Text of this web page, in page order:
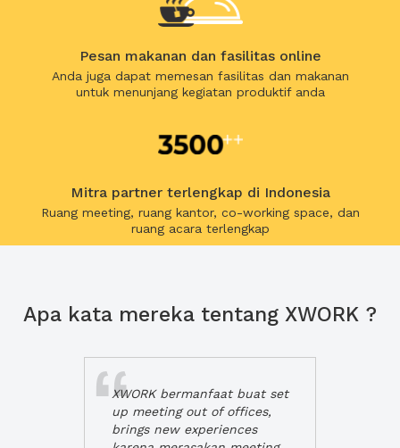
Pesan makanan dan fasilitas online
Anda juga dapat memesan fasilitas dan makanan
untuk menunjang kegiatan produktif anda
Mitra partner terlengkap di Indonesia
Ruang meeting, ruang kantor, co-working space, dan
ruang acara terlengkap
Apa kata mereka tentang XWORK ?
XWORK bermanfaat buat set
up meeting out of offices,
brings new experiences